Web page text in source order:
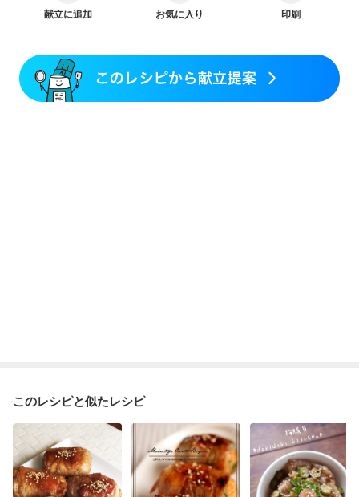
CKD（ステージ３a）
透析
乳がん（抗がん剤治療中）
産後（ミルク）
乾癬
フレイル（年齢に合わせた体作り）
貧血対策
ニキビ・肌荒れ
献立に追加 お気に入り 印刷
このレシピと似たレシピ